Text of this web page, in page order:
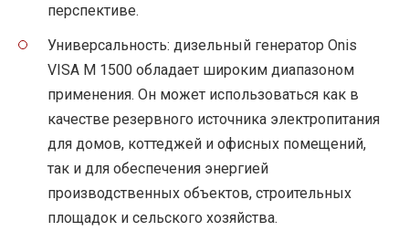
перспективе.
Универсальность: дизельный генератор Onis
VISA M 1500 обладает широким диапазоном
применения. Он может использоваться как в
качестве резервного источника электропитания
для домов, коттеджей и офисных помещений,
так и для обеспечения энергией
производственных объектов, строительных
площадок и сельского хозяйства.